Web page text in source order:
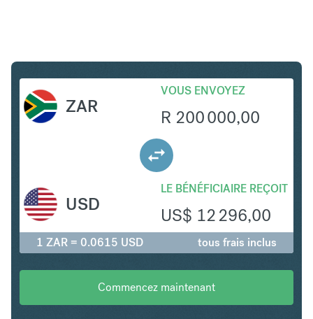
ZAR
VOUS ENVOYEZ
R 200 000,00
LE BÉNÉFICIAIRE REÇOIT
US$ 12 296,00
USD
1 ZAR = 0.0615 USD tous frais inclus
Commencez maintenant